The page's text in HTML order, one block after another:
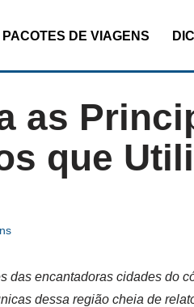
PACOTES DE VIAGENS
as
que
das encantadoras cidades do
dessa região cheia de